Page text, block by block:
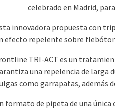
celebrado en Madrid,
innovadora propuesta con
efecto repelente sobre
TRI-ACT es un
una repelencia de
como garrapatas, además
formato de pipeta de una